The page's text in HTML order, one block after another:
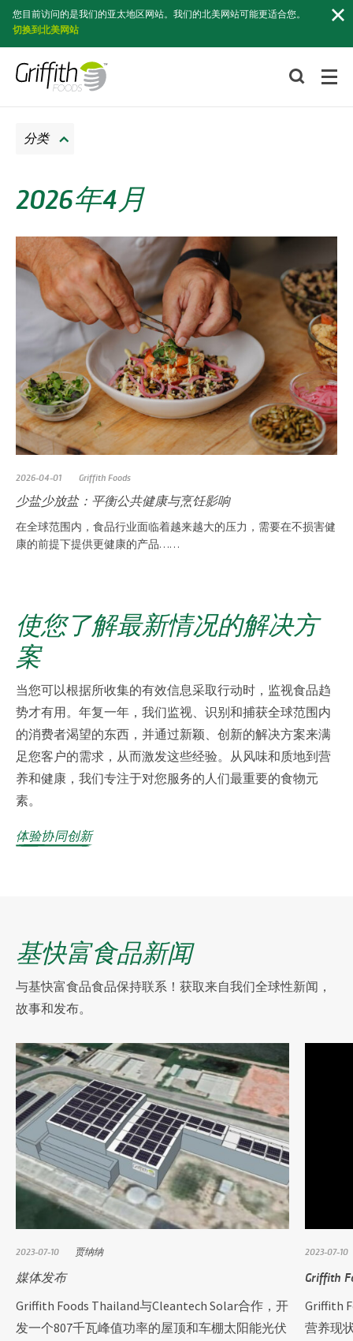
您目前访问的是我们的亚太地区网站。我们的北美网站可能更适合您。
切换到北美网站
索
2026年4月
分类
2026-04-01 Griffith Foods
少盐少放盐：平衡公共健康与烹饪影响
在全球范围内，食品行业面临着越来越大的压力，需要在不损害健
康的前提下提供更健康的产品……
使您了解最新情况的解决方
案
当您可以根据所收集的有效信息采取行动时，监视食品趋
势才有用。年复一年，我们监视、识别和捕获全球范围内
的消费者渴望的东西，并通过新颖、创新的解决方案来满
足您客户的需求，从而激发这些经验。从风味和质地到营
养和健康，我们专注于对您服务的人们最重要的食物元
素。
体验协同创新
基快富食品新闻
与基快富食品食品保持联系！获取来自我们全球性新闻，
故事和发布。
2023-07-10 贾纳纳
媒体发布
Griffith Foods Thailand与Cleantech Solar合作，开
发一个807千瓦峰值功率的屋顶和车棚太阳能光伏
2023-07-10
Griffith
Griffith
营养现